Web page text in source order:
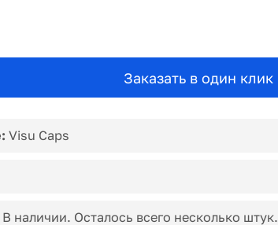
Заказать в один клик
Visu Caps
В наличии. Осталось всего несколько штук.